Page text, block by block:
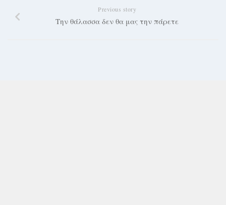
Previous story
Την θάλασσα δεν θα μας την πάρετε